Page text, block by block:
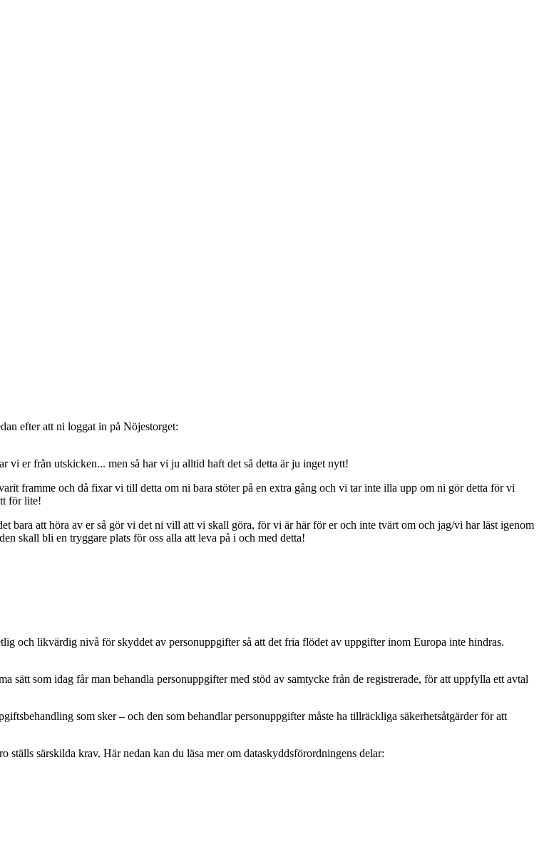
efter att ni loggat in på Nöjestorget:
er från utskicken... men så har vi ju alltid haft det så detta är ju inget nytt!
framme och då fixar vi till detta om ni bara stöter på en extra gång och vi tar inte illa upp om ni gör detta för vi
för lite!
bara att höra av er så gör vi det ni vill att vi skall göra, för vi är här för er och inte tvärt om och jag/vi har läst igenom
skall bli en tryggare plats för oss alla att leva på i och med detta!
och likvärdig nivå för skyddet av personuppgifter så att det fria flödet av uppgifter inom Europa inte hindras.
sätt som idag får man behandla personuppgifter med stöd av samtycke från de registrerade, för att uppfylla ett avtal
som sker – och den som behandlar personuppgifter måste ha tillräckliga säkerhetsåtgärder för att
särskilda krav. Här nedan kan du läsa mer om dataskyddsförordningens delar: